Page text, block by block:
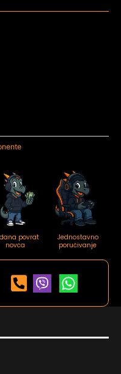
dana povrat
novca
Jednostavno
poručivanje